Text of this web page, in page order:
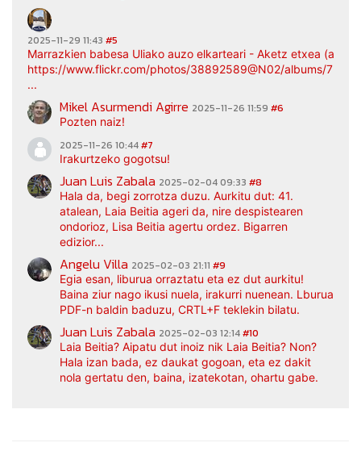
2025-11-29 11:43 #5
Marrazkien babesa Uliako auzo elkarteari - Aketz etxea
https://www.flickr.com/photos/38892589@N02/albums/
...
Mikel Asurmendi Agirre 2025-11-26 11:59 #6
Pozten naiz!
2025-11-26 10:44#7
Irakurtzeko gogotsu!
Juan Luis Zabala 2025-02-04 09:33 #8
Hala da, begi zorrotza duzu. Aurkitu dut: 41.
atalean, Laia Beitia ageri da, nire despistearen
ondorioz, Lisa Beitia agertu ordez. Bigarren
edizior...
Angelu Villa 2025-02-03 21:11 #9
Egia esan, liburua orraztatu eta ez dut aurkitu!
Baina ziur nago ikusi nuela, irakurri nuenean. Lburua
PDF-n baldin baduzu, CRTL+F teklekin bilatu.
Juan Luis Zabala 2025-02-03 12:14#10
Laia Beitia? Aipatu dut inoiz nik Laia Beitia? Non?
Hala izan bada, ez daukat gogoan, eta ez dakit
nola gertatu den, baina, izatekotan, ohartu gabe.